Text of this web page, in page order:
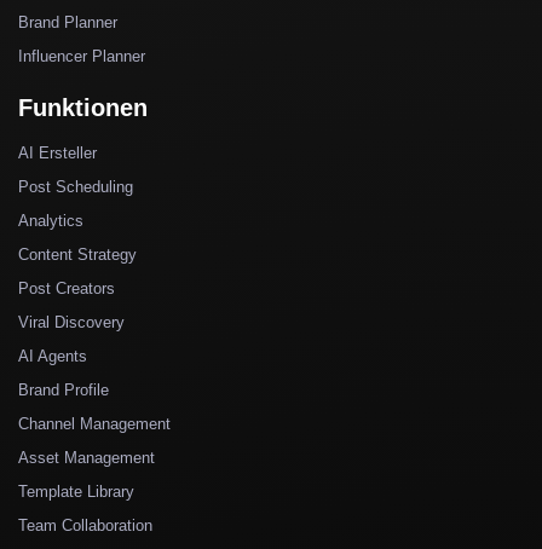
Brand Planner
Influencer Planner
Funktionen
AI Ersteller
Post Scheduling
Analytics
Content Strategy
Post Creators
Viral Discovery
AI Agents
Brand Profile
Channel Management
Asset Management
Template Library
Team Collaboration